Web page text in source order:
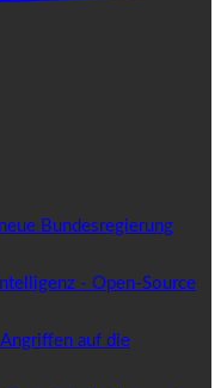
Bundesregierung
- Open-Source
auf die